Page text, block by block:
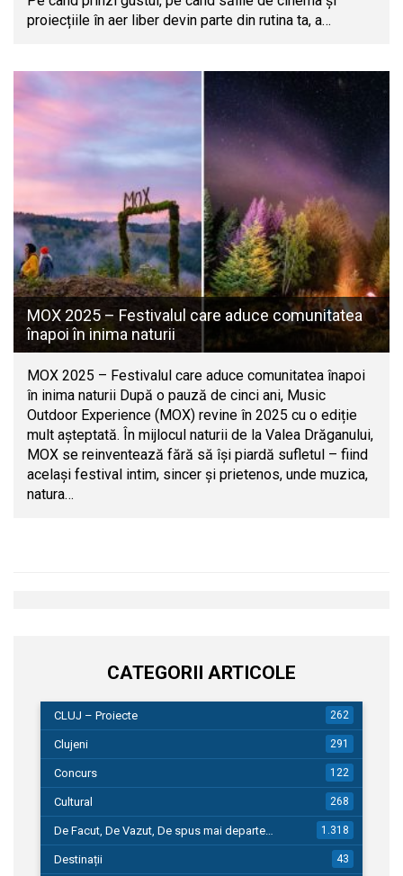
proiecțiile în aer liber devin parte din rutina ta, a…
MOX 2025 – Festivalul care aduce comunitatea
înapoi în inima naturii
MOX 2025 – Festivalul care aduce comunitatea înapoi
în inima naturii După o pauză de cinci ani, Music
Outdoor Experience (MOX) revine în 2025 cu o ediție
mult așteptată. În mijlocul naturii de la Valea Drăganului,
MOX se reinventează fără să își piardă sufletul – fiind
același festival intim, sincer și prietenos, unde muzica,
natura…
CATEGORII ARTICOLE
CLUJ – Proiecte 262
Clujeni 291
Concurs 122
Cultural 268
De Facut, De Vazut, De spus mai departe… 1.318
Destinații 43